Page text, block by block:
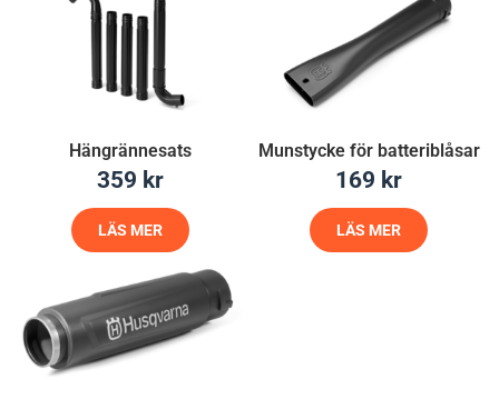
Hängrännesats
359 kr
LÄS MER
Munstycke för batteriblåsar
169 kr
LÄS MER